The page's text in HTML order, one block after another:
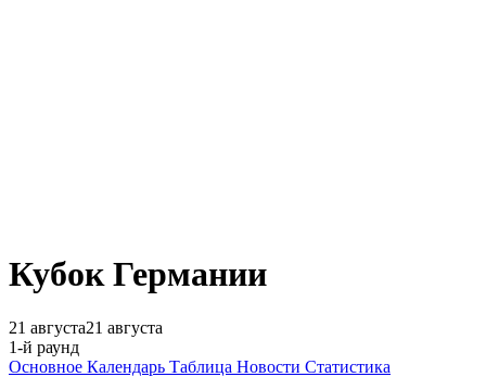
Кубок Германии
21 августа21 августа
1-й раунд
Основное Календарь Таблица Новости Статистика